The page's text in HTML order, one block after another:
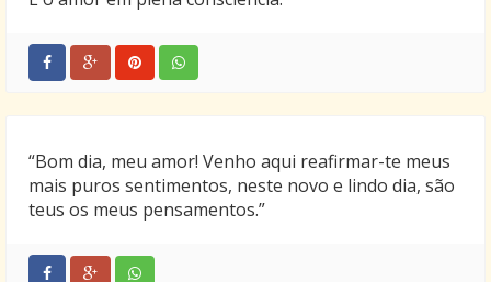
“Bom dia, meu amor! Venho aqui reafirmar-te meus
mais puros sentimentos, neste novo e lindo dia, são
teus os meus pensamentos.”